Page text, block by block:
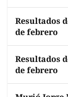
Resultados
de febrero
Resultados
de febrero